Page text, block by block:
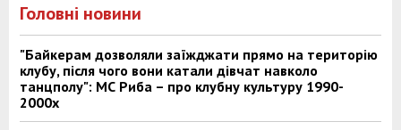
Головні новини
"Байкерам дозволяли заїжджати прямо на територію
клубу, після чого вони катали дівчат навколо
танцполу": МС Риба – про клубну культуру 1990-
2000х